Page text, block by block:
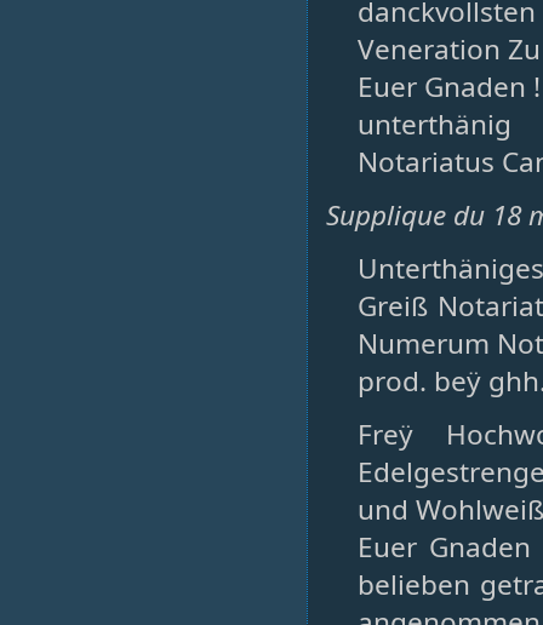
Veneration
Euer Gnaden !
Notariatus
Supplique du 18
Greiß
Numerum
prod. beÿ
Freÿ
und
Euer
belieben